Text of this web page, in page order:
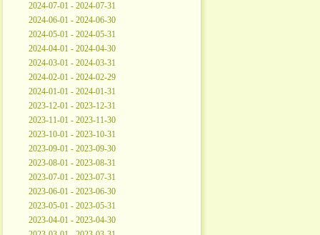
2024-07-01 - 2024-07-31
2024-06-01 - 2024-06-30
2024-05-01 - 2024-05-31
2024-04-01 - 2024-04-30
2024-03-01 - 2024-03-31
2024-02-01 - 2024-02-29
2024-01-01 - 2024-01-31
2023-12-01 - 2023-12-31
2023-11-01 - 2023-11-30
2023-10-01 - 2023-10-31
2023-09-01 - 2023-09-30
2023-08-01 - 2023-08-31
2023-07-01 - 2023-07-31
2023-06-01 - 2023-06-30
2023-05-01 - 2023-05-31
2023-04-01 - 2023-04-30